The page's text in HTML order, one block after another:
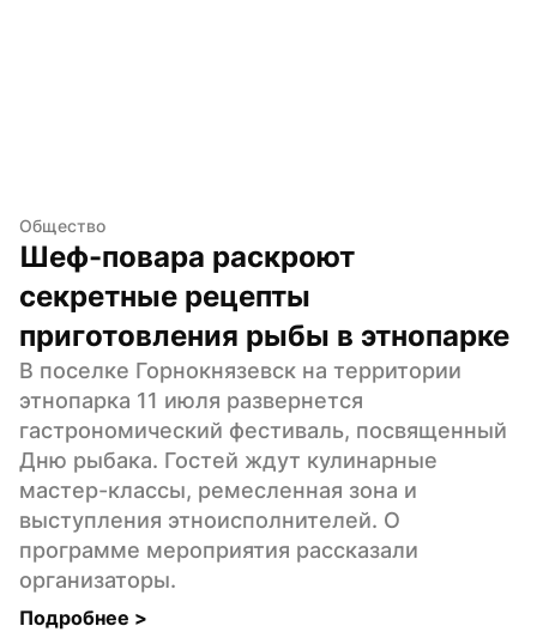
Общество
Шеф-повара раскроют
секретные рецепты
приготовления рыбы в этнопарке
В поселке Горнокнязевск на территории
этнопарка 11 июля развернется
гастрономический фестиваль, посвященный
Дню рыбака. Гостей ждут кулинарные
мастер-классы, ремесленная зона и
выступления этноисполнителей. О
программе мероприятия рассказали
организаторы.
Подробнее >